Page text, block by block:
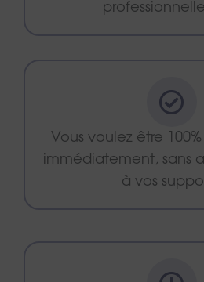
Vous voulez être
immédiatement, sans
à vos